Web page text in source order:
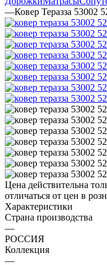
—Ковер Теразза 53002
Цена действительна
отличаться от цен в
Характеристики
Страна производства
—
РОССИЯ
Коллекция
—